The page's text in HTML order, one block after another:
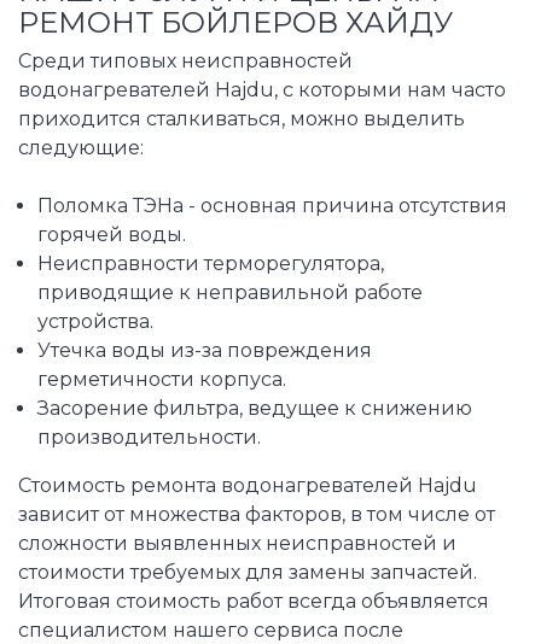
РЕМОНТ БОЙЛЕРОВ ХАЙДУ
Среди типовых неисправностей
водонагревателей Hajdu, с которыми нам часто
приходится сталкиваться, можно выделить
следующие:
Поломка ТЭНа - основная причина отсутствия
горячей воды.
Неисправности терморегулятора,
приводящие к неправильной работе
устройства.
Утечка воды из-за повреждения
герметичности корпуса.
Засорение фильтра, ведущее к снижению
производительности.
Стоимость ремонта водонагревателей Hajdu
зависит от множества факторов, в том числе от
сложности выявленных неисправностей и
стоимости требуемых для замены запчастей.
Итоговая стоимость работ всегда объявляется
специалистом нашего сервиса после